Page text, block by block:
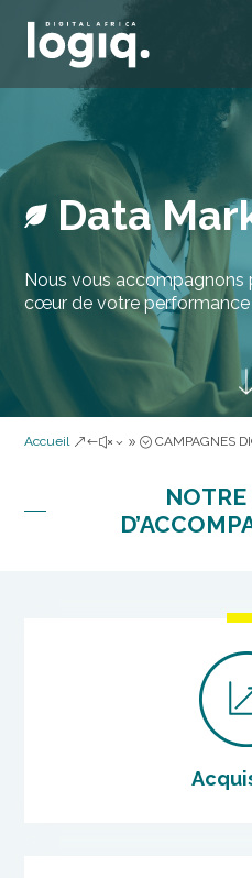
Data
Nous vous accompagnons
cœur de votre performance
Accueil &#x39; CAMPAGNES